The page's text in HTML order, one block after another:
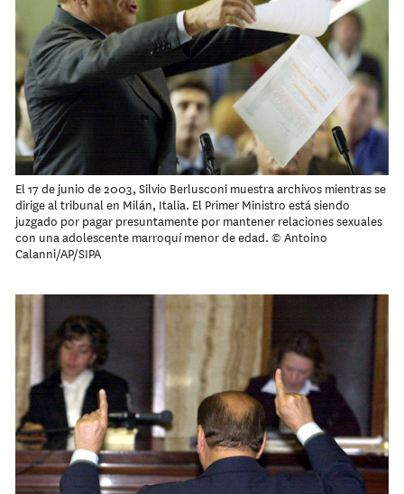
El 17 de junio de 2003, Silvio Berlusconi muestra archivos mientras se
dirige al tribunal en Milán, Italia. El Primer Ministro está siendo
juzgado por pagar presuntamente por mantener relaciones sexuales
con una adolescente marroquí menor de edad. © Antoino
Calanni/AP/SIPA